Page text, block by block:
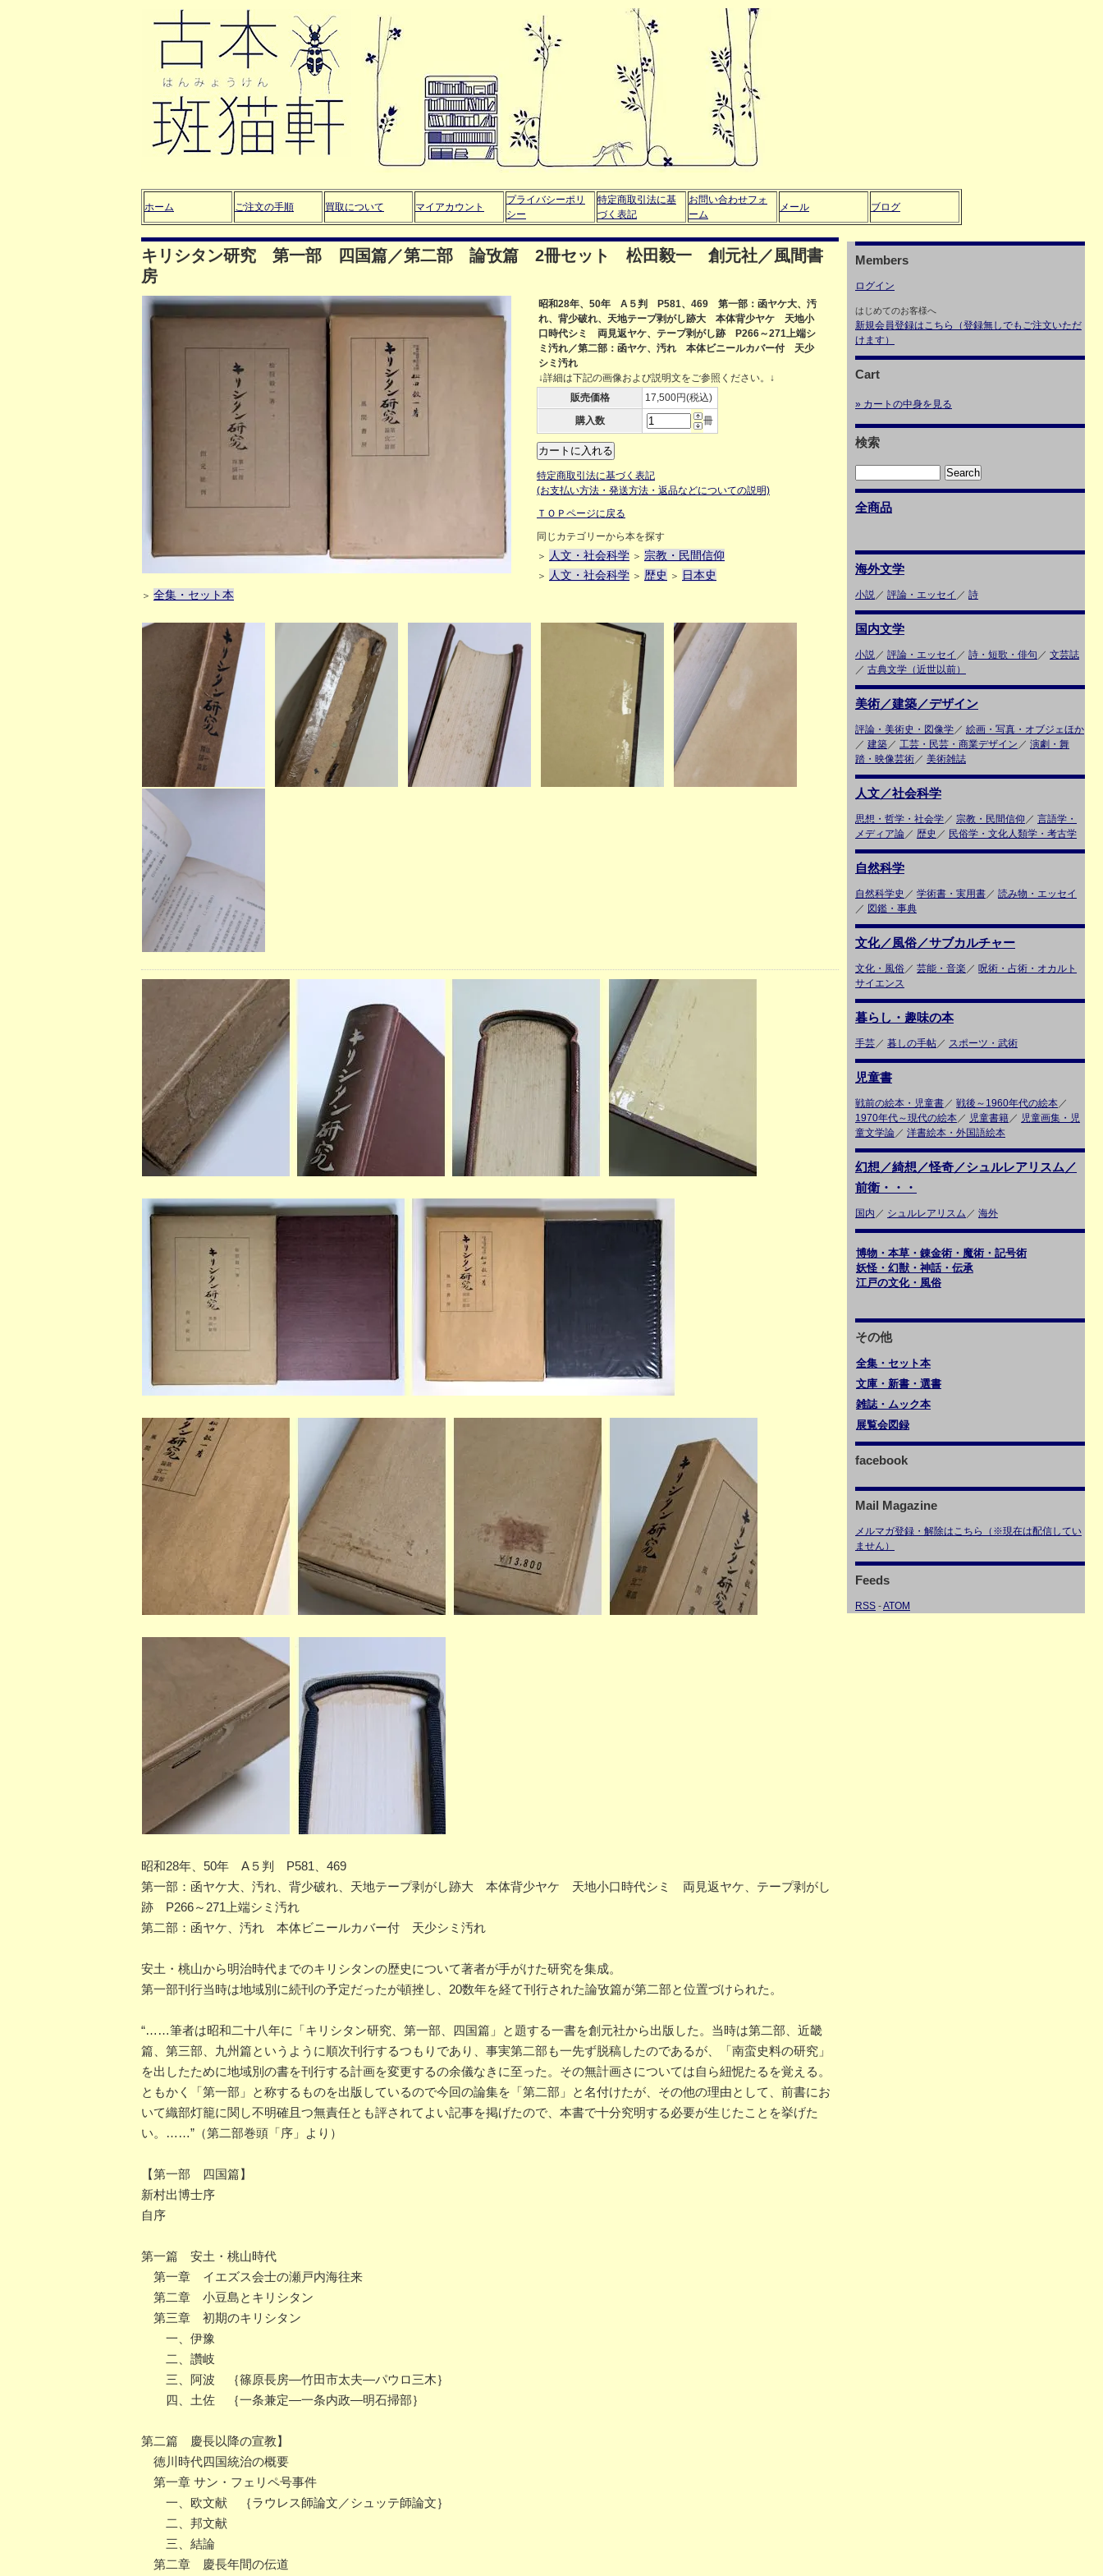
ホーム ご注文の手順 買取について マイアカウント
プライバシーポリ
シー
特定商取引法に基
づく表記
お問い合わせフォ
ーム
メール ブログ
キリシタン研究 第一部 四国篇／第二部 論攷篇 2冊セット 松田毅一 創元社／風間書
房
昭和28年、50年 A５判 P581、469 第一部：函ヤケ大、汚
れ、背少破れ、天地テープ剥がし跡大 本体背少ヤケ 天地小
口時代シミ 両見返ヤケ、テープ剥がし跡 P266～271上端シ
ミ汚れ／第二部：函ヤケ、汚れ 本体ビニールカバー付 天少
シミ汚れ
↓詳細は下記の画像および説明文をご参照ください。↓
販売価格
17,500円(税込)
購入数
冊
特定商取引法に基づく表記
(お支払い方法・発送方法・返品などについての説明)
ＴＯＰページに戻る
同じカテゴリーから本を探す
＞
人文・社会科学 ＞ 宗教・民間信仰
＞ 人文・社会科学 ＞ 歴史 ＞ 日本史
＞ 全集・セット本
昭和28年、50年 A５判 P581、469
第一部：函ヤケ大、汚れ、背少破れ、天地テープ剥がし跡大 本体背少ヤケ 天地小口時代シミ 両見返ヤケ、テープ剥がし
跡 P266～271上端シミ汚れ
第二部：函ヤケ、汚れ 本体ビニールカバー付 天少シミ汚れ
安土・桃山から明治時代までのキリシタンの歴史について著者が手がけた研究を集成。
第一部刊行当時は地域別に続刊の予定だったが頓挫し、20数年を経て刊行された論攷篇が第二部と位置づけられた。
“……筆者は昭和二十八年に「キリシタン研究、第一部、四国篇」と題する一書を創元社から出版した。当時は第二部、近畿
篇、第三部、九州篇というように順次刊行するつもりであり、事実第二部も一先ず脱稿したのであるが、「南蛮史料の研究」
を出したために地域別の書を刊行する計画を変更するの余儀なきに至った。その無計画さについては自ら紐怩たるを覚える。
ともかく「第一部」と称するものを出版しているので今回の論集を「第二部」と名付けたが、その他の理由として、前書にお
いて織部灯籠に関し不明確且つ無責任とも評されてよい記事を掲げたので、本書で十分究明する必要が生じたことを挙げた
い。……”（第二部巻頭「序」より）
【第一部 四国篇】
新村出博士序
自序
第一篇 安土・桃山時代
第一章 イエズス会士の瀬戸内海往来
第二章 小豆島とキリシタン
第三章 初期のキリシタン
一、伊豫
二、讚岐
三、阿波 ｛篠原長房―竹田市太夫―パウロ三木｝
四、土佐 ｛一条兼定―一条内政―明石掃部｝
第二篇 慶長以降の宣教】
徳川時代四国統治の概要
第一章 サン・フェリペ号事件
一、欧文献 ｛ラウレス師論文／シュッテ師論文｝
二、邦文献
三、結論
第二章 慶長年間の伝道
Members
ログイン
はじめてのお客様へ
新規会員登録はこちら（登録無しでもご注文いただ
けます）
Cart
» カートの中身を見る
検索
全商品
海外文学
小説／ 評論・エッセイ ／ 詩
国内文学
小説／ 評論・エッセイ ／ 詩・短歌・俳句 ／ 文芸誌
／ 古典文学（近世以前）
美術／建築／デザイン
評論・美術史・図像学／ 絵画・写真・オブジェほか
／ 建築／ 工芸・民芸・商業デザイン ／ 演劇・舞
踏・映像芸術／ 美術雑誌
人文／社会科学
思想・哲学・社会学／ 宗教・民間信仰 ／ 言語学・
メディア論／ 歴史 ／ 民俗学・文化人類学・考古学
自然科学
自然科学史 ／ 学術書・実用書／ 読み物・エッセイ
／ 図鑑・事典
文化／風俗／サブカルチャー
文化・風俗／ 芸能・音楽 ／ 呪術・占術・オカルト
サイエンス
暮らし・趣味の本
手芸／ 暮しの手帖／ スポーツ・武術
児童書
戦前の絵本・児童書／ 戦後～1960年代の絵本／
1970年代～現代の絵本／ 児童書籍／ 児童画集・児
童文学論／ 洋書絵本・外国語絵本
幻想／綺想／怪奇／シュルレアリスム／
前衛・・・
国内 ／ シュルレアリスム ／ 海外
博物・本草・錬金術・魔術・記号術
妖怪・幻獣・神話・伝承
江戸の文化・風俗
その他
全集・セット本
文庫・新書・選書
雑誌・ムック本
展覧会図録
facebook
Mail Magazine
メルマガ登録・解除はこちら（※現在は配信してい
ません）
Feeds
RSS -ATOM